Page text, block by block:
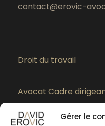
Gérer le
contact@erovic-
Droit du travail
Avocat Cadre
Paiement des heures